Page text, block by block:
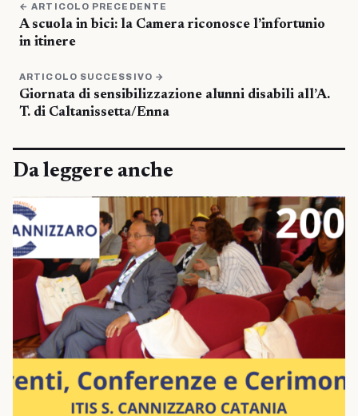
← ARTICOLO PRECEDENTE
A scuola in bici: la Camera riconosce l’infortunio
in itinere
ARTICOLO SUCCESSIVO →
Giornata di sensibilizzazione alunni disabili all’A.
T. di Caltanissetta/Enna
Da leggere anche